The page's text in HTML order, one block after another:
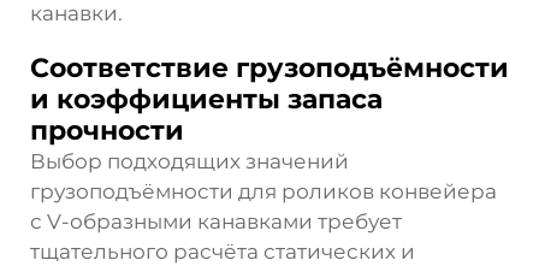
канавки.
Соответствие грузоподъёмности
и коэффициенты запаса
прочности
Выбор подходящих значений
грузоподъёмности для роликов конвейера
с V-образными канавками требует
тщательного расчёта статических и